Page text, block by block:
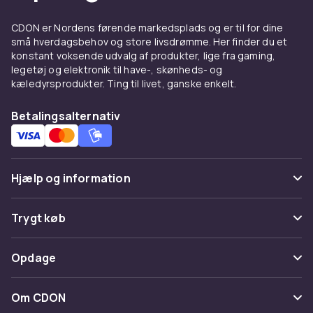
kantklippere
Til den pyntede haves detaljer er der brug for
specialmaskiner. En hæksaks holder hæk og
buske i form. En trimmer klipp langs hegn,
kanter og forhindringer. En kantskærer skaber
Husqvarna,Stihl,
komplette sortimenter i batteri- og
benzinversioner.
Højtryksrensere og
fejemaskiner
Terrasser, facader, biler og havemøbler
serien og
alternativer til hjemmebrugeren. En fejemaskin
opsamler effektivt blade og snavs fra
CDON er Nordens førende markedsplads og er til for dine
små hverdagsbehov og store livsdrømme. Her finder du et
konstant voksende udvalg af produkter, lige fra gaming,
legetøj og elektronik til have-, skønheds- og
kæledyrsprodukter. Ting til livet, ganske enkelt.
Betalingsalternativ
Hjælp og information
Ofte stillede spørgsmål
Spor pakke
Fortryd & returner her
Kontakt os
Trygt køb
Betaling
Levering
Opdage
Kategorier
Om CDON